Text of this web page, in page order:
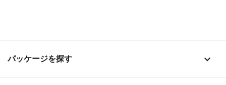
パッケージを探す stat_1